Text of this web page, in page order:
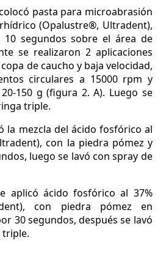
pasta para microabrasión
(Opalustre®, Ultradent),
segundos sobre el área de
se realizaron 2 aplicaciones
de caucho y baja velocidad,
circulares a 15000 rpm y
150 g (figura 2. A). Luego se
triple.
la mezcla del ácido fosfórico al
con la piedra pómez y
luego se lavó con spray de
aplicó ácido fosfórico al 37%
con piedra pómez en
30 segundos, después se lavó
triple.